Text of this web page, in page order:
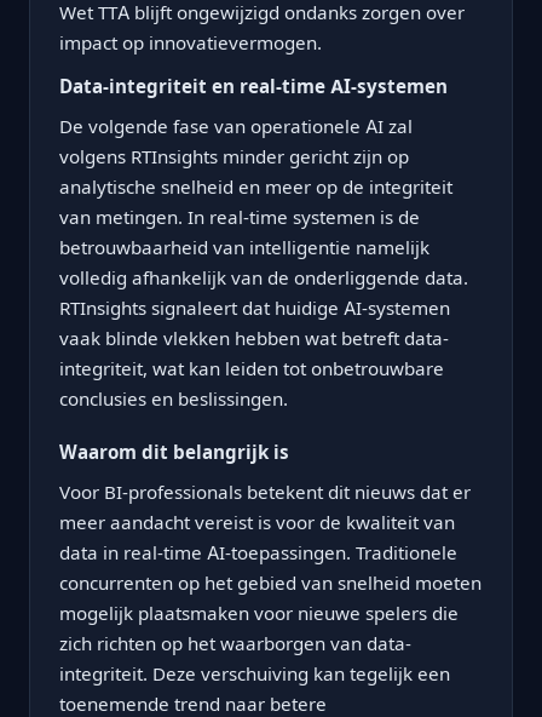
Wet TTA blijft ongewijzigd ondanks zorgen over
impact op innovatievermogen.
Data-integriteit en real-time AI-systemen
De volgende fase van operationele AI zal
volgens RTInsights minder gericht zijn op
analytische snelheid en meer op de integriteit
van metingen. In real-time systemen is de
betrouwbaarheid van intelligentie namelijk
volledig afhankelijk van de onderliggende data.
RTInsights signaleert dat huidige AI-systemen
vaak blinde vlekken hebben wat betreft data-
integriteit, wat kan leiden tot onbetrouwbare
conclusies en beslissingen.
Waarom dit belangrijk is
Voor BI-professionals betekent dit nieuws dat er
meer aandacht vereist is voor de kwaliteit van
data in real-time AI-toepassingen. Traditionele
concurrenten op het gebied van snelheid moeten
mogelijk plaatsmaken voor nieuwe spelers die
zich richten op het waarborgen van data-
integriteit. Deze verschuiving kan tegelijk een
toenemende trend naar betere